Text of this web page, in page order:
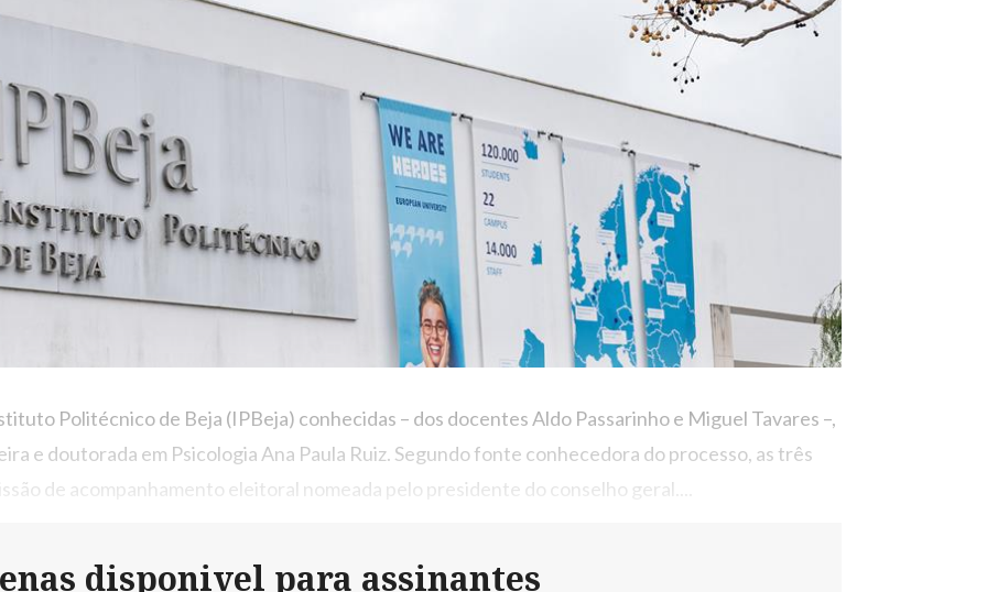
Politécnico de Beja (IPBeja) conhecidas – dos docentes Aldo Passarinho e Miguel Tavares –,
e doutorada em Psicologia Ana Paula Ruiz. Segundo fonte conhecedora do processo, as três
de acompanhamento eleitoral nomeada pelo presidente do conselho geral....
disponivel para assinantes